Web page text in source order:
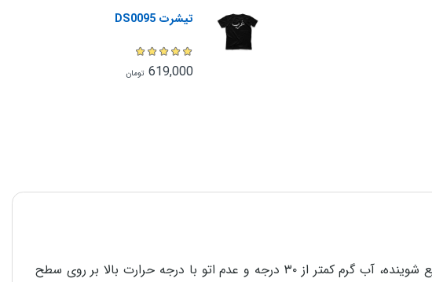
تیشرت DS0095
619,000 تومان
برای استحکام و دوام هر چه بیشتر محصولات در امر شستشو، پشت و رو کردن لباس قبل از شستشو، استفاده از مایع شوینده، آب گرم کمتر از ۳۰ درجه و عدم اتو با درجه حرارت بالا بر روی سطح